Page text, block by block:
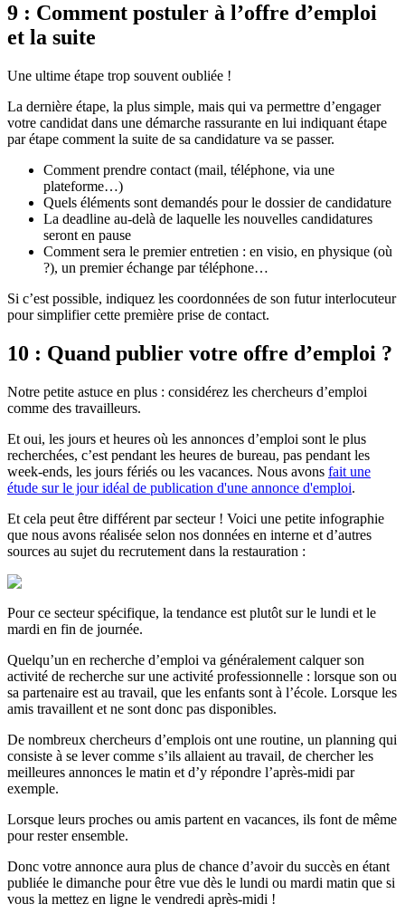
9 : Comment postuler à l’offre d’emploi
et la suite
Une ultime étape trop souvent oubliée !
La dernière étape, la plus simple, mais qui va permettre d’engager
votre candidat dans une démarche rassurante en lui indiquant étape
par étape comment la suite de sa candidature va se passer.
Comment prendre contact (mail, téléphone, via une
plateforme…)
Quels éléments sont demandés pour le dossier de candidature
La deadline au-delà de laquelle les nouvelles candidatures
seront en pause
Comment sera le premier entretien : en visio, en physique (où
?), un premier échange par téléphone…
Si c’est possible, indiquez les coordonnées de son futur interlocuteur
pour simplifier cette première prise de contact.
10 : Quand publier votre offre d’emploi ?
Notre petite astuce en plus : considérez les chercheurs d’emploi
comme des travailleurs.
Et oui, les jours et heures où les annonces d’emploi sont le plus
recherchées, c’est pendant les heures de bureau, pas pendant les
week-ends, les jours fériés ou les vacances. Nous avons fait une
étude sur le jour idéal de publication d'une annonce d'emploi.
Et cela peut être différent par secteur ! Voici une petite infographie
que nous avons réalisée selon nos données en interne et d’autres
sources au sujet du recrutement dans la restauration :
Pour ce secteur spécifique, la tendance est plutôt sur le lundi et le
mardi en fin de journée.
Quelqu’un en recherche d’emploi va généralement calquer son
activité de recherche sur une activité professionnelle : lorsque son ou
sa partenaire est au travail, que les enfants sont à l’école. Lorsque les
amis travaillent et ne sont donc pas disponibles.
De nombreux chercheurs d’emplois ont une routine, un planning qui
consiste à se lever comme s’ils allaient au travail, de chercher les
meilleures annonces le matin et d’y répondre l’après-midi par
exemple.
Lorsque leurs proches ou amis partent en vacances, ils font de même
pour rester ensemble.
Donc votre annonce aura plus de chance d’avoir du succès en étant
publiée le dimanche pour être vue dès le lundi ou mardi matin que si
vous la mettez en ligne le vendredi après-midi !